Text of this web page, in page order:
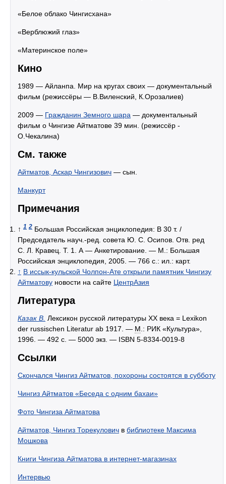
«Белое облако Чингисхана»
«Верблюжий глаз»
«Материнское поле»
Кино
1989 — Айланпа. Мир на кругах своих — документальный
фильм (режиссёры — В.Виленский, К.Орозалиев)
2009 — Гражданин Земного шара — документальный
фильм о Чингизе Айтматове 39 мин. (режиссёр -
О.Чекалина)
См. также
Айтматов, Аскар Чингизович — сын.
Манкурт
Примечания
↑ 1 2 Большая Российская энциклопедия: В 30 т. /
Председатель науч.-ред. совета Ю. С. Осипов. Отв. ред
С. Л. Кравец. Т. 1. А — Анкетирование. — М.: Большая
Российская энциклопедия, 2005. — 766 с.: ил.: карт.
↑ В иссык-кульской Чолпон-Ате открыли памятник Чингизу
Айтматову новости на сайте ЦентрАзия
Литература
Казак В. Лексикон русской литературы XX века = Lexikon
der russischen Literatur ab 1917. — М .: РИК «Культура»,
1996. — 492 с. — 5000 экз. — ISBN 5-8334-0019-8
Ссылки
Скончался Чингиз Айтматов, похороны состоятся в субботу
Чингиз Айтматов «Беседа с одним бахаи»
Фото Чингиза Айтматова
Айтматов, Чингиз Торекулович в библиотеке Максима
Мошкова
Книги Чингиза Айтматова в интернет-магазинах
Интервью